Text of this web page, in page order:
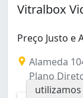
Vitralbox
Preço Justo e
Alameda
Plano